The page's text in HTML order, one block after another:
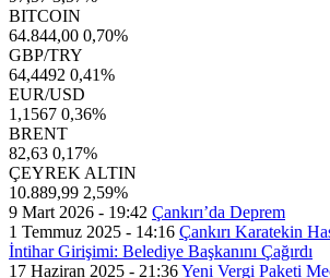
BITCOIN
64.844,00 0,70%
GBP/TRY
64,4492 0,41%
EUR/USD
1,1567 0,36%
BRENT
82,63 0,17%
ÇEYREK ALTIN
10.889,99 2,59%
9 Mart 2026 - 19:42 Çankırı’da Deprem
1 Temmuz 2025 - 14:16 Çankırı Karatekin
İntihar Girişimi: Belediye Başkanını Çağırdı
17 Haziran 2025 - 21:36Yeni Vergi Paketi